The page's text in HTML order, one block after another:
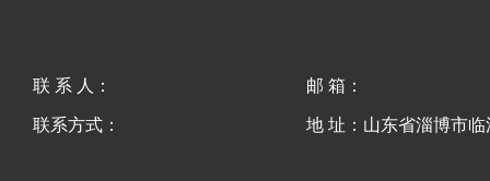
联 系 人：
联系方式：
邮 箱：
地 址：山东省淄博市